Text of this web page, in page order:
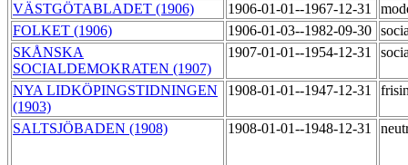
VÄSTGÖTABLADET (1906) 1906-01-01--1967-12-31
FOLKET (1906)
1906-01-03--1982-09-30
SKÅNSKA
SOCIALDEMOKRATEN (1907)
1907-01-01--1954-12-31
NYA LIDKÖPINGSTIDNINGEN
(1903)
1908-01-01--1947-12-31
SALTSJÖBADEN (1908) 1908-01-01--1948-12-31